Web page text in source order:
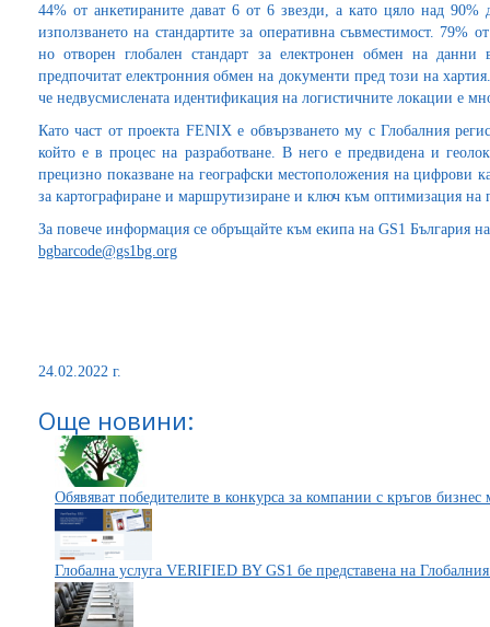
44% от анкетираните дават 6 от 6 звезди, а като цяло над 90%
използването на стандартите за оперативна съвместимост. 79%
но отворен глобален стандарт за електронен обмен на
предпочитат електронния обмен на документи пред този на
че недвусмислената идентификация на логистичните локации е
Като част от проекта FENIX е обвързването му с Глобалния
който е в процес на разработване. В него е предвидена и
прецизно показване на географски местоположения на цифрови
за картографиране и маршрутизиране и ключ към оптимизация на
За повече информация се обръщайте към екипа на GS1 България
bgbarcode@gs1bg.org
24.02.2022 г.
Още новини:
Обявяват победителите в конкурса за компании с кръгов бизнес
Глобална услуга VERIFIED BY GS1 бе представена на